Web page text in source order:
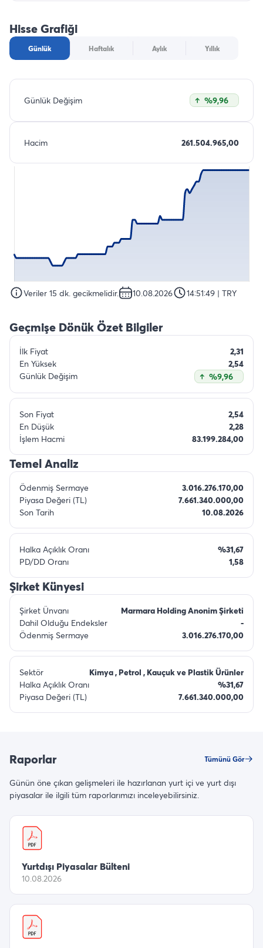
Hisse Grafiği
Günlük Haftalık Aylık Yıllık
Günlük Değişim %9,96
Hacim 261.504.965,00
Veriler 15 dk. gecikmelidir. 10.08.2026 14:51:49 | TRY
Geçmişe Dönük Özet Bilgiler
İlk Fiyat
2,31
En Yüksek
2,54
Günlük Değişim
%9,96
Son Fiyat
2,54
En Düşük
2,28
İşlem Hacmi
83.199.284,00
Temel Analiz
Ödenmiş Sermaye
3.016.276.170,00
Piyasa Değeri (TL)
7.661.340.000,00
Son Tarih
10.08.2026
Halka Açıklık Oranı
%31,67
PD/DD Oranı
1,58
Şirket Künyesi
Şirket Ünvanı
Marmara Holding Anonim Şirketi
Dahil Olduğu Endeksler
-
Ödenmiş Sermaye
3.016.276.170,00
Sektör
Kimya , Petrol , Kauçuk ve Plastik Ürünler
Halka Açıklık Oranı
%31,67
Piyasa Değeri (TL)
7.661.340.000,00
Raporlar Tümünü Gör
Günün öne çıkan gelişmeleri ile hazırlanan yurt içi ve yurt dışı
piyasalar ile ilgili tüm raporlarımızı inceleyebilirsiniz.
Yurtdışı Piyasalar Bülteni
10.08.2026